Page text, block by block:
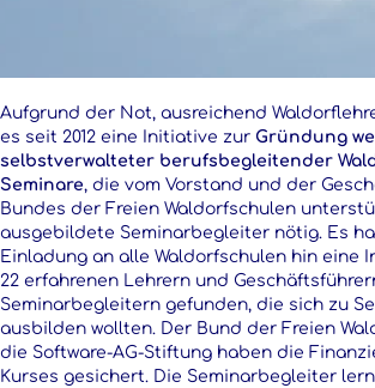
Aufgrund der Not, ausreichend
es seit 2012 eine Initiative zur Gründung
selbstverwalteter berufsbegleitender
Seminare, die vom Vorstand und der
Bundes der Freien Waldorfschulen
ausgebildete Seminarbegleiter nötig. Es
Einladung an alle Waldorfschulen hin eine
22 erfahrenen Lehrern und
Seminarbegleitern gefunden, die sich zu
ausbilden wollten. Der Bund der Freien
die Software-AG-Stiftung haben die
Kurses gesichert. Die Seminarbegleiter